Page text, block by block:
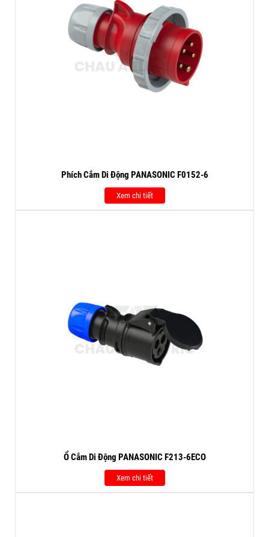
Phích Cắm Di Động PANASONIC F0152-6
Xem chi tiết
Ổ Cắm Di Động PANASONIC F213-6ECO
Xem chi tiết